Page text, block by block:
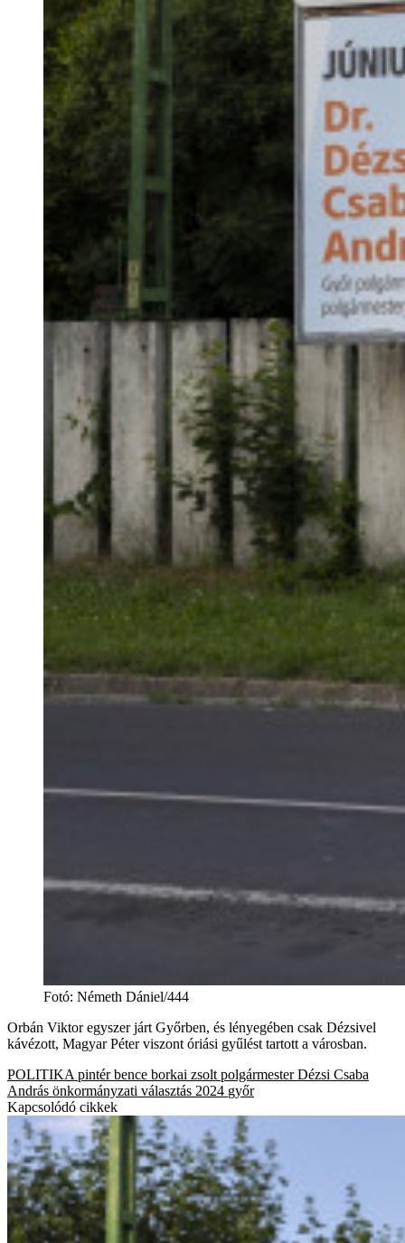
Fotó: Németh Dániel/444
Orbán Viktor egyszer járt Győrben, és lényegében csak Dézsivel
kávézott, Magyar Péter viszont óriási gyűlést tartott a városban.
POLITIKA pintér bence borkai zsolt polgármester Dézsi Csaba
András önkormányzati választás 2024 győr
Kapcsolódó cikkek